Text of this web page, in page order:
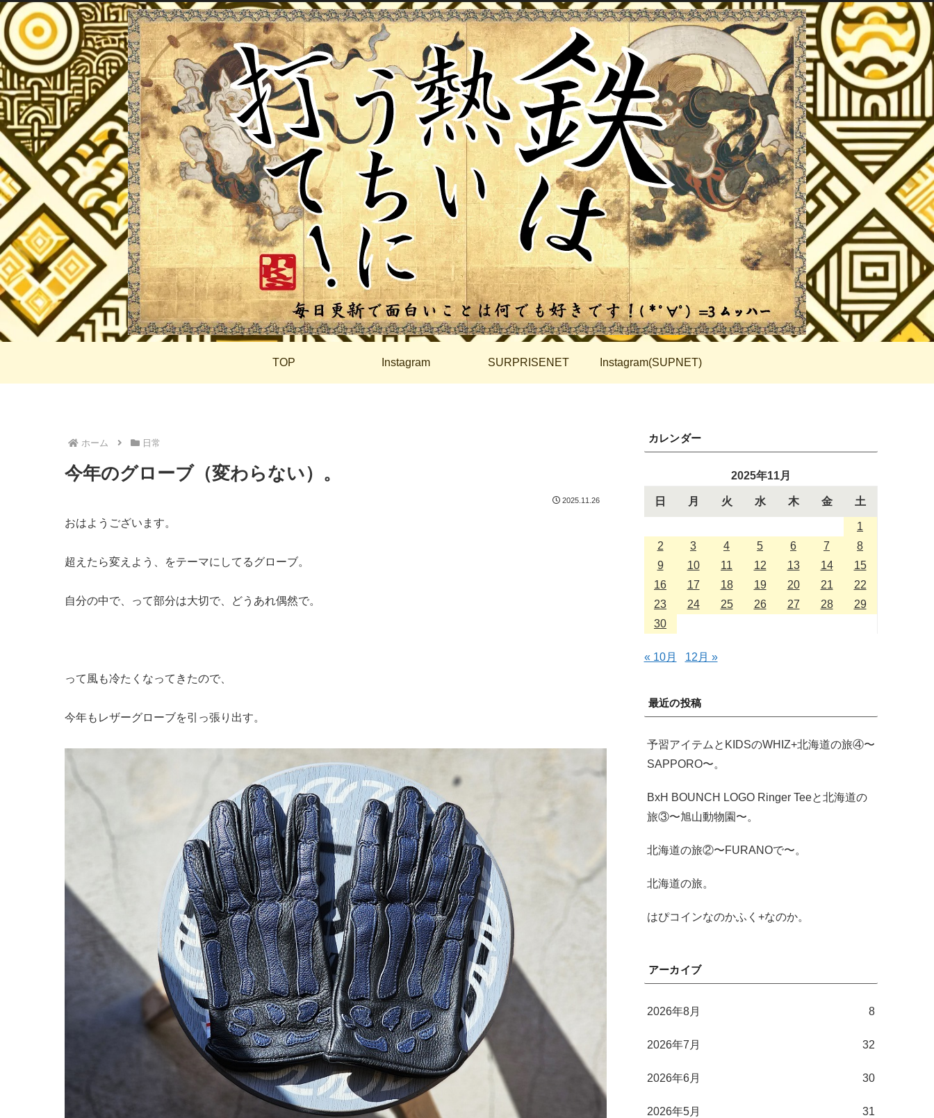
TOP Instagram SURPRISENET Instagram(SUPNET)
ホーム 日常
今年のグローブ（変わらない）。
2025.11.26
おはようございます。
超えたら変えよう、をテーマにしてるグローブ。
自分の中で、って部分は大切で、どうあれ偶然で。
って風も冷たくなってきたので、
今年もレザーグローブを引っ張り出す。
カレンダー
2025年11月
日 月 火 水 木 金 土
1
2
3 4 5 6 7
8
9
10 11 12 13 14
15
16
17 18 19 20 21
22
23
24 25 26 27 28
29
30
« 10月 12月 »
最近の投稿
予習アイテムとKIDSのWHIZ+北海道の旅④〜
SAPPORO〜。
BxH BOUNCH LOGO Ringer Teeと北海道の
旅③〜旭山動物園〜。
北海道の旅②〜FURANOで〜。
北海道の旅。
はぴコインなのかふく+なのか。
アーカイブ
2026年8月 8
2026年7月 32
2026年6月 30
2026年5月 31